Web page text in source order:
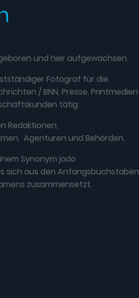
und hier aufgewachsen.
Fotograf für die
/ BNN, Presse, Printmedien
tätig.
Redaktionen,
Agenturen und Behörden.
Synonym jodo
sich aus den Anfangsbuchstaben
zusammensetzt.